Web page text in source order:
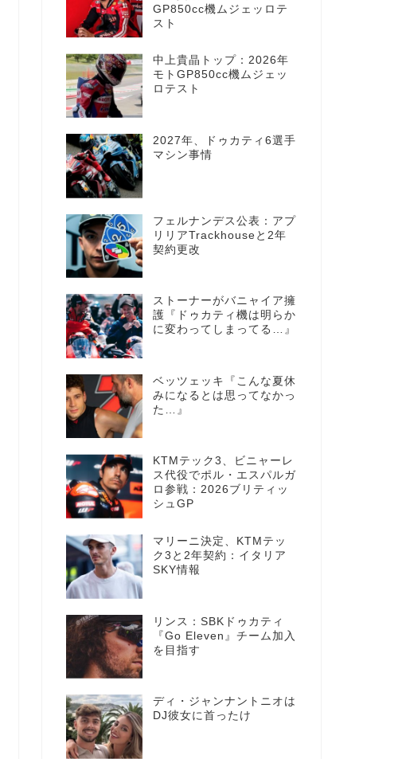
GP850cc機ムジェッロテ
スト
中上貴晶トップ：2026年
モトGP850cc機ムジェッ
ロテスト
2027年、ドゥカティ6選手
マシン事情
フェルナンデス公表：アプ
リリアTrackhouseと2年
契約更改
ストーナーがバニャイア擁
護『ドゥカティ機は明らか
に変わってしまってる…』
ベッツェッキ『こんな夏休
みになるとは思ってなかっ
た…』
KTMテック3、ビニャーレ
ス代役でポル・エスパルガ
ロ参戦：2026ブリティッ
シュGP
マリーニ決定、KTMテッ
ク3と2年契約：イタリア
SKY情報
リンス：SBKドゥカティ
『Go Eleven』チーム加入
を目指す
ディ・ジャンナントニオは
DJ彼女に首ったけ